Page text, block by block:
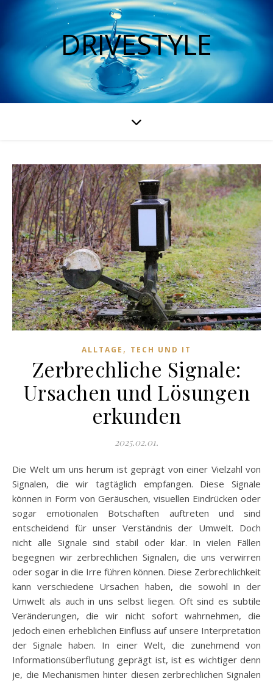
DRIVESTYLE
ALLTAGE , TECH UND IT
Zerbrechliche Signale:
Ursachen und Lösungen
erkunden
2025.02.01.
Die Welt um uns herum ist geprägt von einer Vielzahl von
Signalen, die wir tagtäglich empfangen. Diese Signale
können in Form von Geräuschen, visuellen Eindrücken oder
sogar emotionalen Botschaften auftreten und sind
entscheidend für unser Verständnis der Umwelt. Doch
nicht alle Signale sind stabil oder klar. In vielen Fällen
begegnen wir zerbrechlichen Signalen, die uns verwirren
oder sogar in die Irre führen können. Diese Zerbrechlichkeit
kann verschiedene Ursachen haben, die sowohl in der
Umwelt als auch in uns selbst liegen. Oft sind es subtile
Veränderungen, die wir nicht sofort wahrnehmen, die
jedoch einen erheblichen Einfluss auf unsere Interpretation
der Signale haben. In einer Welt, die zunehmend von
Informationsüberflutung geprägt ist, ist es wichtiger denn
je, die Mechanismen hinter diesen zerbrechlichen Signalen